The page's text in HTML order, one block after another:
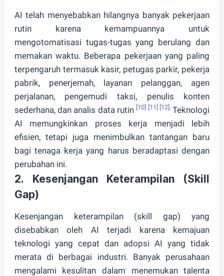
AI telah menyebabkan hilangnya banyak pekerjaan
rutin karena kemampuannya untuk
mengotomatisasi tugas-tugas yang berulang dan
memakan waktu. Beberapa pekerjaan yang paling
terpengaruh termasuk kasir, petugas parkir, pekerja
pabrik, penerjemah, layanan pelanggan, agen
perjalanan, pengemudi taksi, penulis konten
sederhana, dan analis data rutin [10] [11] [12] .Teknologi
AI memungkinkan proses kerja menjadi lebih
efisien, tetapi juga menimbulkan tantangan baru
bagi tenaga kerja yang harus beradaptasi dengan
perubahan ini.
2. Kesenjangan Keterampilan (Skill
Gap)
Kesenjangan keterampilan (skill gap) yang
disebabkan oleh AI terjadi karena kemajuan
teknologi yang cepat dan adopsi AI yang tidak
merata di berbagai industri. Banyak perusahaan
mengalami kesulitan dalam menemukan talenta